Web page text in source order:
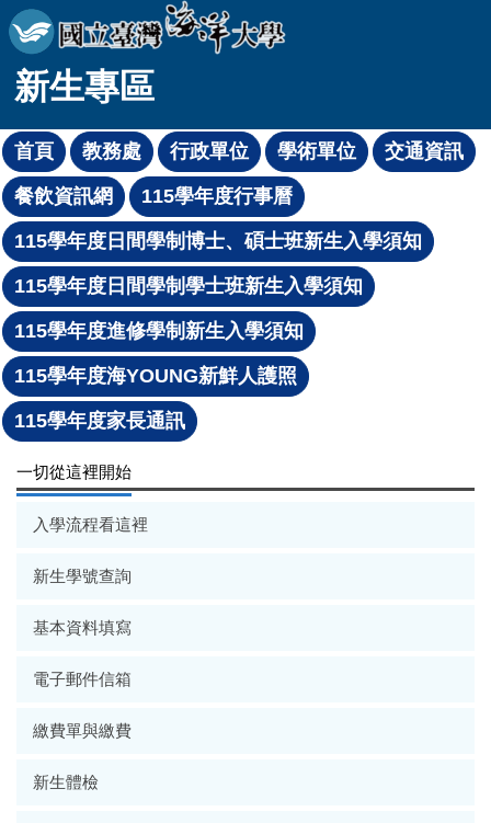
跳
到
主
要
容
區
新生專區
一切從這裡開始
入學流程看這裡
新生學號查詢
基本資料填寫
電子郵件信箱
繳費單與繳費
新生體檢